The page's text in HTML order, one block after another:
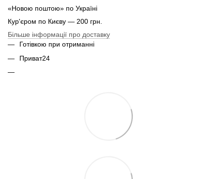
«Новою поштою» по Україні
Кур'єром по Києву — 200 грн.
Більше інформації про доставку
Готівкою при отриманні
Приват24